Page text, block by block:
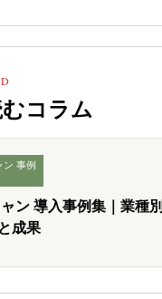
コラム
ン 事例
ン 導入事例集｜業種別
成果